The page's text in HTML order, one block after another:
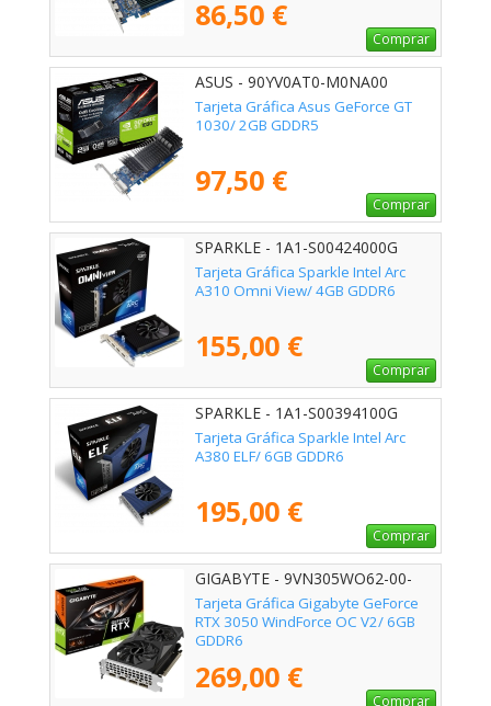
86,50 €
Comprar
ASUS - 90YV0AT0-M0NA00
Tarjeta Gráfica Asus GeForce GT
1030/ 2GB GDDR5
97,50 €
Comprar
SPARKLE - 1A1-S00424000G
Tarjeta Gráfica Sparkle Intel Arc
A310 Omni View/ 4GB GDDR6
155,00 €
Comprar
SPARKLE - 1A1-S00394100G
Tarjeta Gráfica Sparkle Intel Arc
A380 ELF/ 6GB GDDR6
195,00 €
Comprar
GIGABYTE - 9VN305WO62-00-
G10
Tarjeta Gráfica Gigabyte GeForce
RTX 3050 WindForce OC V2/ 6GB
GDDR6
269,00 €
Comprar